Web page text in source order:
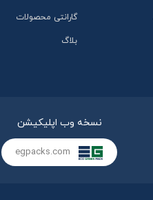
گارانتی محصولات
بلاگ
نسخه وب اپلیکیشن